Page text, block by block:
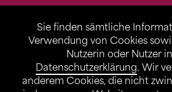
Sie finden sämtliche
Verwendung von Cookies
Nutzerin oder Nutzer
Datenschutzerklärung. Wir
anderem Cookies, die nicht